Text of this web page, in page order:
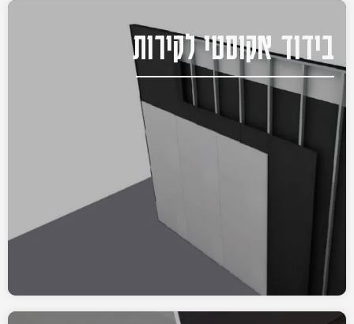
בידוד אקוסטי לקירות